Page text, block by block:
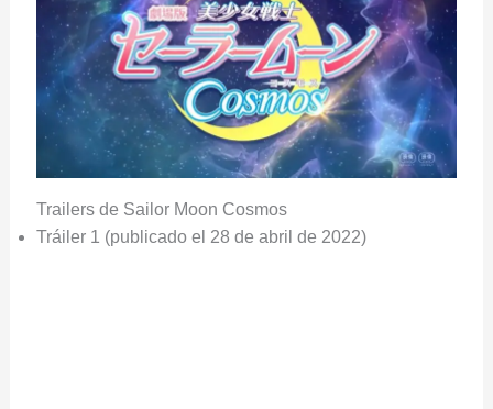
Trailers de Sailor Moon Cosmos
Tráiler 1 (publicado el 28 de abril de 2022)